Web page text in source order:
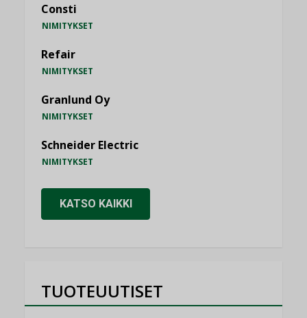
Consti
NIMITYKSET
Refair
NIMITYKSET
Granlund Oy
NIMITYKSET
Schneider Electric
NIMITYKSET
KATSO KAIKKI
TUOTEUUTISET